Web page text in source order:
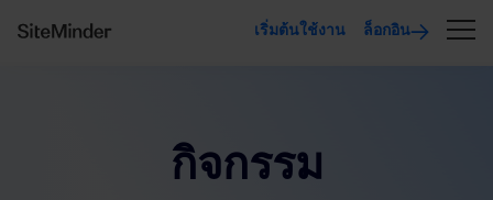
เริ่มต้นใช้งาน ล็อกอิน
กิจกรรม